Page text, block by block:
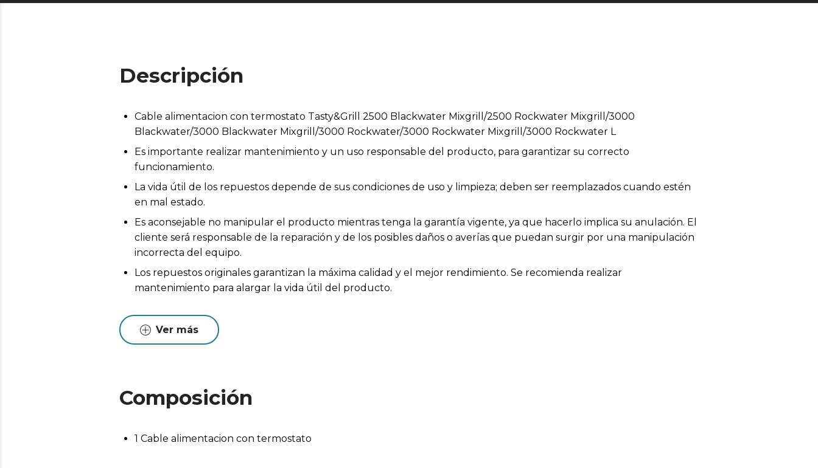
Descripción
Cable alimentacion con termostato Tasty&Grill 2500 Blackwater Mixgrill/2500 Rockwater Mixgrill/3000
Blackwater/3000 Blackwater Mixgrill/3000 Rockwater/3000 Rockwater Mixgrill/3000 Rockwater L
Es importante realizar mantenimiento y un uso responsable del producto, para garantizar su correcto
funcionamiento.
La vida útil de los repuestos depende de sus condiciones de uso y limpieza; deben ser reemplazados cuando estén
en mal estado.
Es aconsejable no manipular el producto mientras tenga la garantía vigente, ya que hacerlo implica su anulación. El
cliente será responsable de la reparación y de los posibles daños o averías que puedan surgir por una manipulación
incorrecta del equipo.
Los repuestos originales garantizan la máxima calidad y el mejor rendimiento. Se recomienda realizar
mantenimiento para alargar la vida útil del producto.
Ver más
Composición
1 Cable alimentacion con termostato